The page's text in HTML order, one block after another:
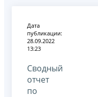
Дата
публикации:
28.09.2022
13:23
Сводный
отчет
по